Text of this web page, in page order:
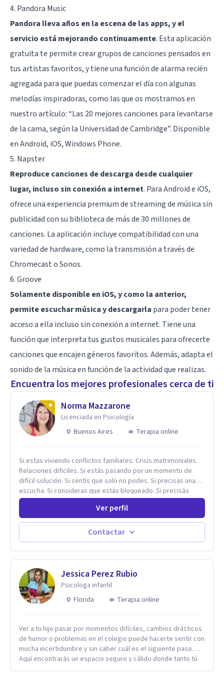
4. Pandora Music
Pandora lleva años en la escena de las apps, y el
servicio está mejorando continuamente. Esta aplicación
gratuita te permite crear grupos de canciones pensados en
tus artistas favoritos, y tiene una función de alarma recién
agregada para que puedas comenzar el día con algunas
melodías inspiradoras, como las que os mostramos en
nuestro artículo: “Las 20 mejores canciones para levantarse
de la cama, según la Universidad de Cambridge”. Disponible
en Android, iOS, Windows Phone.
5. Napster
Reproduce canciones de descarga desde cualquier
lugar, incluso sin conexión a internet. Para Android e iOS,
ofrece una experiencia premium de streaming de música sin
publicidad con su biblioteca de más de 30 millones de
canciones. La aplicación incluye compatibilidad con una
variedad de hardware, como la transmisión a través de
Chromecast o Sonos.
6. Groove
Solamente disponible en iOS, y como la anterior,
permite escuchar música y descargarla para poder tener
acceso a ella incluso sin conexión a internet. Tiene una
función que interpreta tus gustos musicales para ofrecerte
canciones que encajen géneros favoritos. Además, adapta el
sonido de la música en función de la actividad que realizas.
Encuentra los mejores profesionales cerca de ti
Norma Mazzarone
Licenciada en Psicología
Buenos Aires
Terapia online
Si estas viviendo conflictos familiares. Crisis matrimoniales.
Relaciones dificiles. Si estás pasando por un momento de
difícil solución. Si sentís que solo no podes. Si precisas una
escucha. Si consideras que estás bloqueado. Si precisás
comprensión. Si no logras definir proyectos, objetivos,
sueños, deseos. Si pensás que lo que te pasa no es tan
grave, pero podría ayudar. Si estás en adicciones y tu
intención es hacer algo con lo que te está pasando. No dudes
en comunicarte a fin de comenzar a resolver la situación que
Ver perfil
Contactar
Jessica Perez Rubio
Psicologa infantil
Florida
Terapia online
Ver a tu hijo pasar por momentos difíciles, cambios drásticos
de humor o problemas en el colegio puede hacerte sentir con
mucha incertidumbre y sin saber cuál es el siguiente paso.
Aquí encontrarás un espacio seguro y cálido donde tanto tú